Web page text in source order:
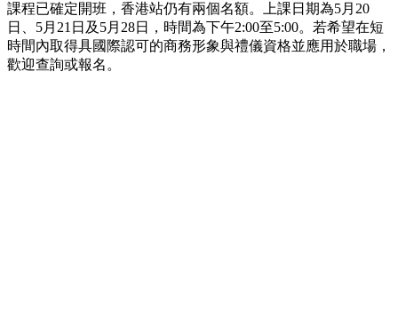
課程已確定開班，香港站仍有兩個名額。上課日期為5月20
日、5月21日及5月28日，時間為下午2:00至5:00。若希望在短
時間內取得具國際認可的商務形象與禮儀資格並應用於職場，
歡迎查詢或報名。